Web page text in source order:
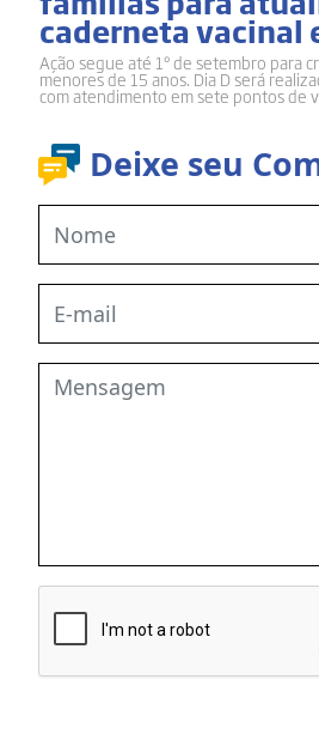
Deixe seu
caderneta vacinal
Ação segue até 1º de setembro para
menores de 15 anos. Dia D será
com atendimento em sete pontos de